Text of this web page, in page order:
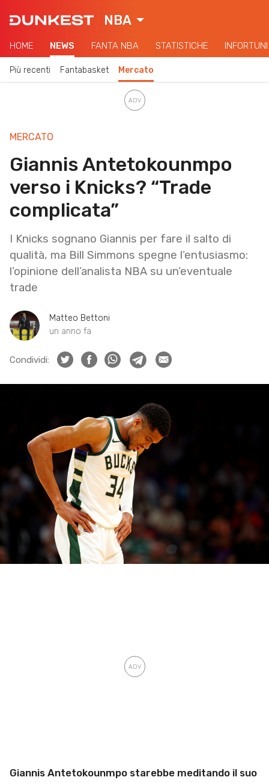
NBA
HOME NEWS FANTA NBA STATISTICHE INFORTUNI
Più recenti Fantabasket Mercato
MERCATO
Giannis Antetokounmpo
verso i Knicks? “Trade
complicata”
I Knicks sognano Giannis per fare il salto di
qualità, ma Bill Simmons spegne l’entusiasmo:
l’opinione dell’analista NBA su un’eventuale
trade
Matteo Bettoni
un anno fa
Condividi:
Giannis Antetokounmpo starebbe meditando il suo